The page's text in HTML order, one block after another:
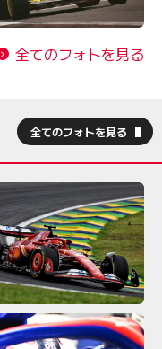
全てのフォトを見る
全てのフォトを見る